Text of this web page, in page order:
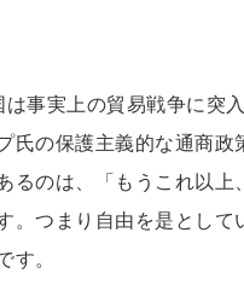
事実上の貿易戦争に突
氏の保護主義的な通商政
るのは、「もうこれ以上
。つまり自由を是として
す。